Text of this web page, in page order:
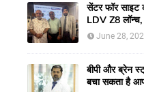
सेंटर फॉर साइट
LDV Z8 लॉन्च,
CLEAR विजन
June 28,
बीपी और ब्रेन
बचा सकता है